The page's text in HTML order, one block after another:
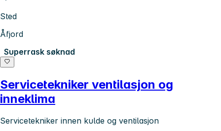
Sted
Åfjord
Superrask søknad
Servicetekniker ventilasjon og
inneklima
Servicetekniker innen kulde og ventilasjon